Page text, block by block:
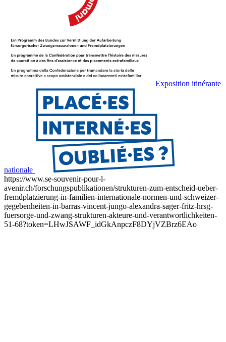
Exposition itinérante
nationale
https://www.se-souvenir-pour-l-
avenir.ch/forschungspublikationen/strukturen-zum-entscheid-ueber-
fremdplatzierung-in-familien-internationale-normen-und-schweizer-
gegebenheiten-in-barras-vincent-jungo-alexandra-sager-fritz-hrsg-
fuersorge-und-zwang-strukturen-akteure-und-verantwortlichkeiten-
51-68?token=LHwJSAWF_idGkAnpczF8DYjVZBrz6EAo